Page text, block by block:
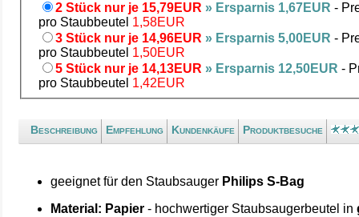
2 Stück nur je 15,79EUR » Ersparnis 1,67EUR -
pro Staubbeutel 1,58EUR
3 Stück nur je 14,96EUR » Ersparnis 5,00EUR -
pro Staubbeutel 1,50EUR
5 Stück nur je 14,13EUR » Ersparnis 12,50EUR -
pro Staubbeutel 1,42EUR
Beschreibung Empfehlung Kundenkäufe Produktbesuche
geeignet für den Staubsauger Philips S-Bag
Material: Papier - hochwertiger Staubsaugerbeutel in